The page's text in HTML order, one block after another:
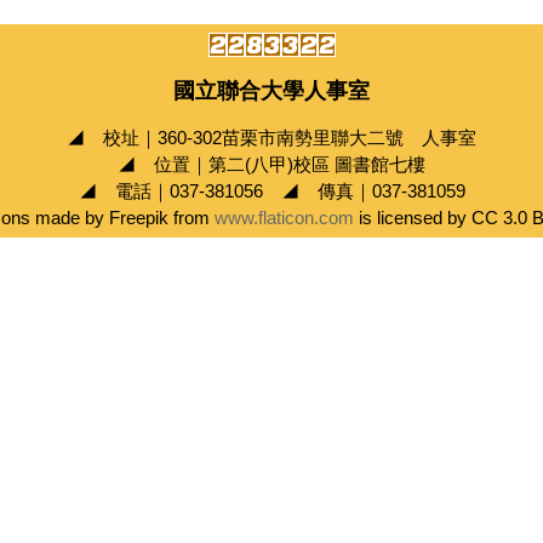
國立聯合大學人事室
◢ 校址｜360-302苗栗市南勢里聯大二號 人事室
◢ 位置｜第二(八甲)校區 圖書館七樓
◢ 電話｜037-381056 ◢ 傳真｜037-381059
made by Freepik from www.flaticon.com is licensed by CC 3.0